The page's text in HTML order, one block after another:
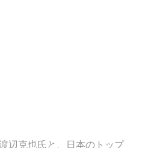
辺克也氏と、日本のトップ